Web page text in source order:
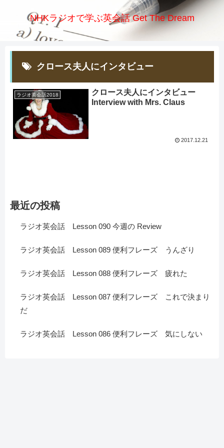
NHKラジオで学ぶ英会話 Get The Dream
クロース夫人にインタビュー
ラジオ英会話2018
クロース夫人にインタビュー
Interview with Mrs. Claus
2017.12.21
最近の投稿
ラジオ英会話 Lesson 090 今週の Review
ラジオ英会話 Lesson 089 便利フレーズ うんざり
ラジオ英会話 Lesson 088 便利フレーズ 疲れた
ラジオ英会話 Lesson 087 便利フレーズ これで決まり
だ
ラジオ英会話 Lesson 086 便利フレーズ 気にしない